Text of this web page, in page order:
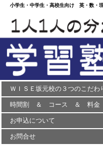
小学生・中学生・高校生向け 英・数・
ＷＩＳＥ坂元校の３つのこだわ
時間割 ＆ コース ＆ 料金
お申込について
お問合せ